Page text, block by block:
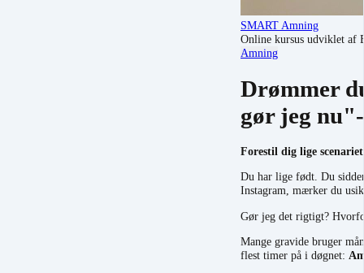
SMART Amning
Online kursus udviklet af
Amning
Drømmer
gør jeg
Forestil dig lige
Du har lige født. Du
Instagram, mærker du
Gør jeg det rigtigt?
Mange gravide bruger
flest timer på i døgnet: